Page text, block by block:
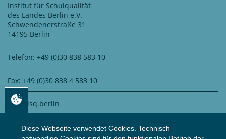
Institut für Schulqualität
des Landes Berlin e.V.
Schwendenerstraße 31
14195 Berlin
Telefon: +49 (0)30 838 583 10
Fax: +49 (0)30 838 4 583 10
info@isq.berlin
Diese Webseite verwendet Cookies. Technisch